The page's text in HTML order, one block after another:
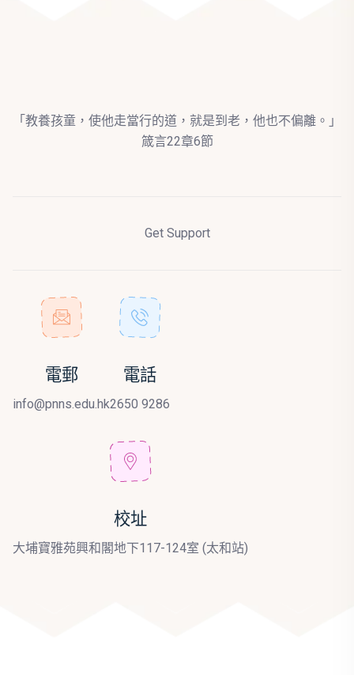
「教養孩童，使他走當行的道，就是到老，他也不偏離。」
箴言22章6節
Get Support
電郵
info@pnns.edu.hk
電話
2650 9286
校址
大埔寶雅苑興和閣地下117-124室 (太和站)